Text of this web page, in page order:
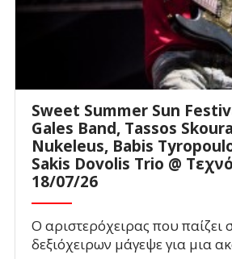
Sweet Summer Sun
Gales Band, Tassos
Nukeleus, Babis
Sakis Dovolis Trio @
18/07/26
Ο αριστερόχειρας που παίζει
δεξιόχειρων μάγεψε για μια